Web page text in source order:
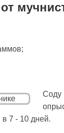
Соду
7 - 10 дней.